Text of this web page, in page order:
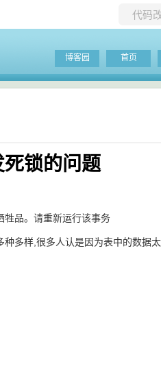
博客园 首页
锁的问题
牲品。请重新运行该事务
多样,很多人认是因为表中的数据